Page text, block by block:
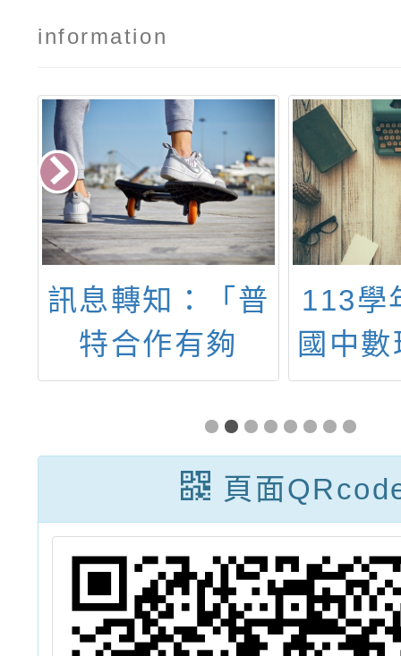
information
訊息轉知：「普
特合作有夠
『正』之PBS正
向行為支持系列
入校列車研習」
113學
國中
成果
頁面